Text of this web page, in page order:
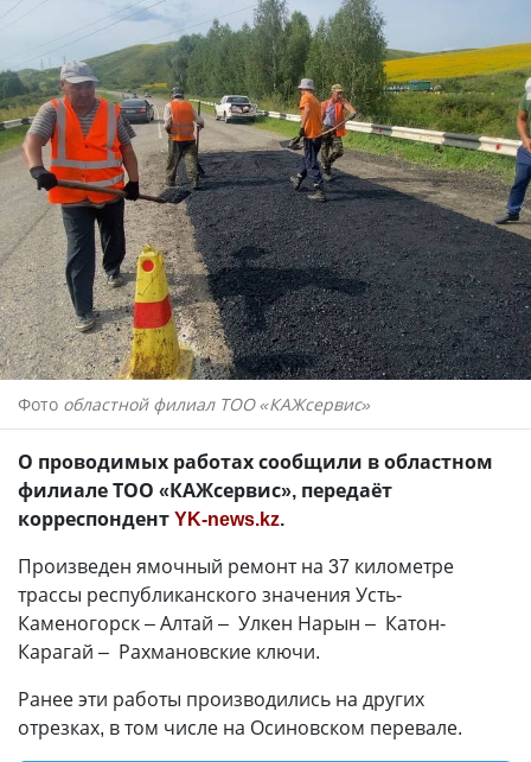
Фото областной филиал ТОО «КАЖсервис»
О проводимых работах сообщили в областном
филиале ТОО «КАЖсервис», передаёт
корреспондентYK-news.kz.
Произведен ямочный ремонт на 37 километре
трассы республиканского значения Усть-
Каменогорск – Алтай – Улкен Нарын – Катон-
Карагай – Рахмановские ключи.
Ранее эти работы производились на других
отрезках, в том числе на Осиновском перевале.